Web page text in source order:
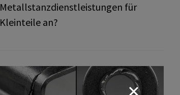
Metallstanzdienstleistungen für
Kleinteile an?